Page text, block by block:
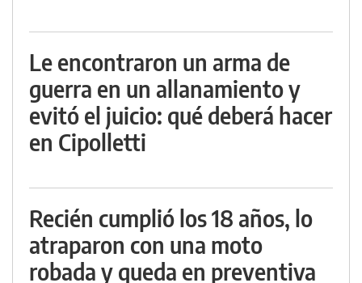
Le encontraron un arma de
guerra en un allanamiento y
evitó el juicio: qué deberá hacer
en Cipolletti
Recién cumplió los 18 años, lo
atraparon con una moto
robada y queda en preventiva